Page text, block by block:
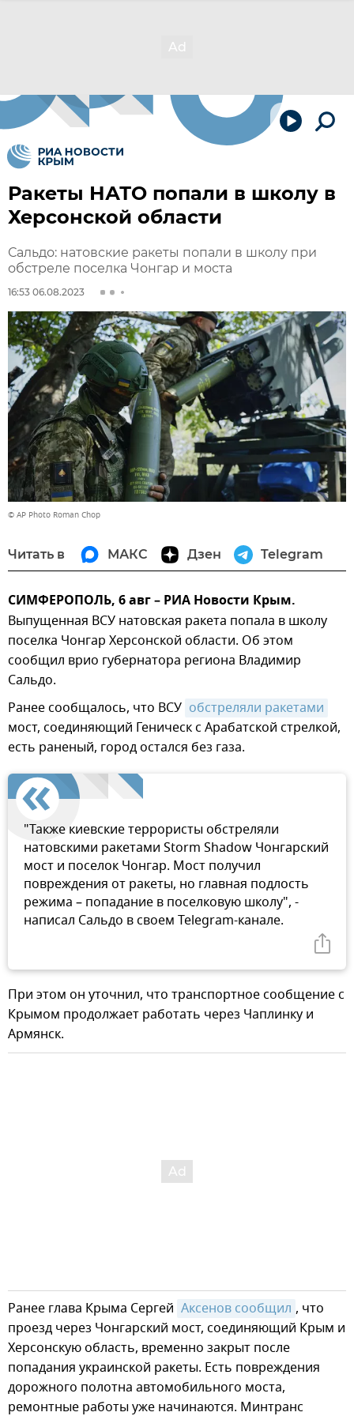
Ракеты НАТО попали в школу в
Херсонской области
Сальдо: натовские ракеты попали в школу при
обстреле поселка Чонгар и моста
16:53 06.08.2023
© AP Photo Roman Chop
Читать в МАКС Дзен Telegram
СИМФЕРОПОЛЬ, 6 авг – РИА Новости Крым.
Выпущенная ВСУ натовская ракета попала в школу
поселка Чонгар Херсонской области. Об этом
сообщил врио губернатора региона Владимир
Сальдо.
Ранее сообщалось, что ВСУ обстреляли ракетами
мост, соединяющий Геническ с Арабатской стрелкой,
есть раненый, город остался без газа.
"Также киевские террористы обстреляли
натовскими ракетами Storm Shadow Чонгарский
мост и поселок Чонгар. Мост получил
повреждения от ракеты, но главная подлость
режима – попадание в поселковую школу", -
написал Сальдо в своем Telegram-канале.
При этом он уточнил, что транспортное сообщение с
Крымом продолжает работать через Чаплинку и
Армянск.
Ранее глава Крыма Сергей Аксенов сообщил , что
проезд через Чонгарский мост, соединяющий Крым и
Херсонскую область, временно закрыт после
попадания украинской ракеты. Есть повреждения
дорожного полотна автомобильного моста,
ремонтные работы уже начинаются. Минтранс